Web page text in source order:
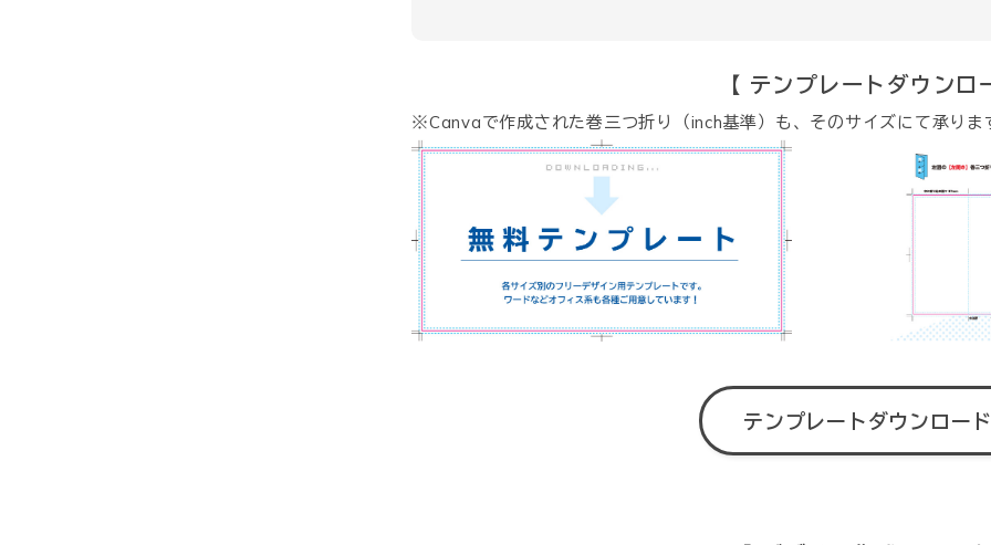
【 テンプレートダウンロ
※Canvaで作成された巻三つ折り（inch基準）も、そのサイズにて承りま
テンプレートダウンロー